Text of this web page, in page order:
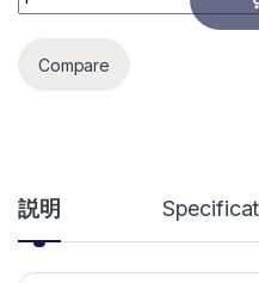
Compare
説明